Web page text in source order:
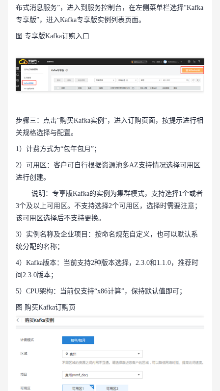
布式消息服务”，进入到服务控制台，在左侧菜单栏选择“Kafka
专享版”，进入Kafka专享版实例列表页面。
图 专享版Kafka订购入口
步骤三：点击“购买Kafka实例”，进入订购页面，按提示进行相
关规格选择与配置。
1）计费方式为“包年包月”；
2）可用区：客户可自行根据资源池多AZ支持情况选择可用区
进行创建。
说明：专享版Kafka的实例为集群模式，支持选择1个或者
3个及以上可用区。不支持选择2个可用区，选择时需要注意；
该可用区选择后不支持更换。
3）实例名称及企业项目：按命名规范自定义，也可以默认系
统分配的名称；
4）Kafka版本：当前支持2种版本选择，2.3.0和1.1.0，推荐时
间2.3.0版本；
5）CPU架构：当前仅支持“x86计算”，保持默认值即可；
图 购买Kafka订购页